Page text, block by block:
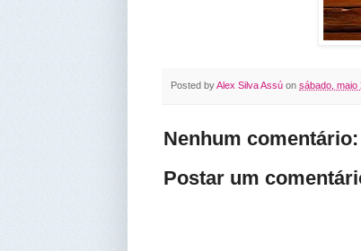
Posted byAlex Silva Assú on sábado, maio
Nenhum comentário:
Postar um